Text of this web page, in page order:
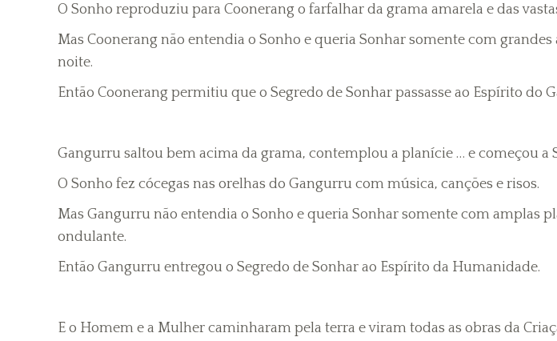
O Sonho reproduziu para Coonerang o farfalhar da grama amarela e das
Mas Coonerang não entendia o Sonho e queria Sonhar somente com grandes
noite.
Então Coonerang permitiu que o Segredo de Sonhar passasse ao Espírito do
Gangurru saltou bem acima da grama, contemplou a planície … e começou a
O Sonho fez cócegas nas orelhas do Gangurru com música, canções e risos.
Mas Gangurru não entendia o Sonho e queria Sonhar somente com amplas
ondulante.
Então Gangurru entregou o Segredo de Sonhar ao Espírito da Humanidade.
E o Homem e a Mulher caminharam pela terra e viram todas as obras da